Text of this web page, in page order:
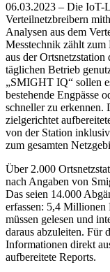
06.03.2023 – Die IoT-
Verteilnetzbreibern
Analysen aus dem
Messtechnik zählt zum
aus der
täglichen Betrieb
„SMIGHT IQ“ sollen
bestehende Engpässe
schneller zu erkennen.
zielgerichtet
von der Station
zum gesamten
Über 2.000
nach Angaben von
Das seien 14.000
erfassen: 5,4 Millionen
müssen gelesen und
daraus abzuleiten. Für
Informationen direkt
aufbereitete Reports.